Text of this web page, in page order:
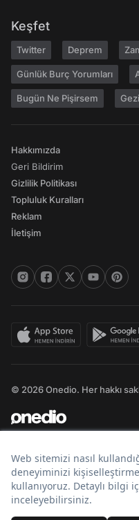
Keşfet
Twitter Deprem
Günlük Burç Yorumları
Bugün Ne Pişirsem
Hakkımızda
Geri Bildirim
Gizlilik Politikası
Topluluk Kuralları
Reklam
İletişim
© 2026 Onedio. Her hakkı
Bir